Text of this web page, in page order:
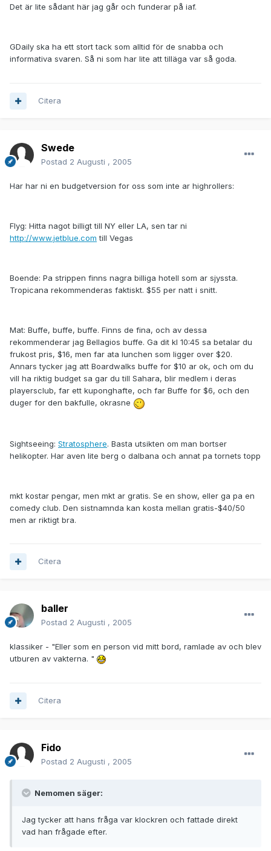
Det är lite sådant här jag går och funderar på iaf.
GDaily ska ha ett stort tack som alltid för de snabba och
informativa svaren. Så ni som har lite att tilläga var så goda.
Citera
Swede
Postad 2 Augusti , 2005
Har har ni en budgetversion for oss som inte ar highrollers:
Flyg: Hitta nagot billigt till NY eller LA, sen tar ni
http://www.jetblue.com till Vegas
Boende: Pa strippen finns nagra billiga hotell som ar sjyssta.
Tropicana rekommenderas faktiskt. $55 per natt i snitt.
Mat: Buffe, buffe, buffe. Finns de fina, och av dessa
rekommenderar jag Bellagios buffe. Ga dit kl 10:45 sa betalar du
frukost pris, $16, men far ata lunchen som ligger over $20.
Annars tycker jag att Boardwalks buffe for $10 ar ok, och om du
vill ha riktig budget sa gar du till Sahara, blir medlem i deras
playersclub, far ett kuponghafte, och far Buffe for $6, och den
duger for den bakfulle, okrasne
Sightseeing: Stratosphere. Basta utsikten om man bortser
helikopter. Har aven lite berg o dalbana och annat pa tornets topp
mkt kostar pengar, men mkt ar gratis. Se en show, eller ga pa en
comedy club. Den sistnamnda kan kosta mellan gratis-$40/50
men ar riktigt bra.
Citera
baller
Postad 2 Augusti , 2005
klassiker - "Eller som en person vid mitt bord, ramlade av och blev
utburen av vakterna. "
Citera
Fido
Postad 2 Augusti , 2005
Nemomen säger:
Jag tycker att hans fråga var klockren och fattade direkt
vad han frågade efter.